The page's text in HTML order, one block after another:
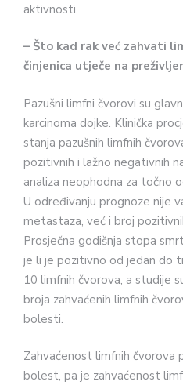
aktivnosti.
– Što kad rak već zahvati
činjenica utječe na
Pazušni limfni čvorovi su
karcinoma dojke. Klinička
stanja pazušnih limfnih
pozitivnih i lažno negativnih
analiza neophodna za točno
U određivanju prognoze nije
metastaza, već i broj
Prosječna godišnja stopa
je li je pozitivno od jedan do
10 limfnih čvorova, a studije
broja zahvaćenih limfnih
bolesti.
Zahvaćenost limfnih čvorova
bolest, pa je zahvaćenost